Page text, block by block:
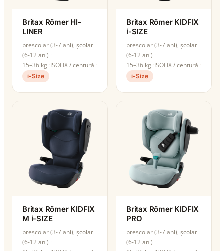
Britax Römer HI-
LINER
preșcolar (3-7 ani), școlar
(6-12 ani)
15–36 kg ISOFIX / centură
i-Size
Britax Römer KIDFIX
i-SIZE
preșcolar (3-7 ani), școlar
(6-12 ani)
15–36 kg ISOFIX / centură
i-Size
Britax Römer KIDFIX
M i-SIZE
preșcolar (3-7 ani), școlar
(6-12 ani)
Britax Römer KIDFIX
PRO
preșcolar (3-7 ani), școlar
(6-12 ani)